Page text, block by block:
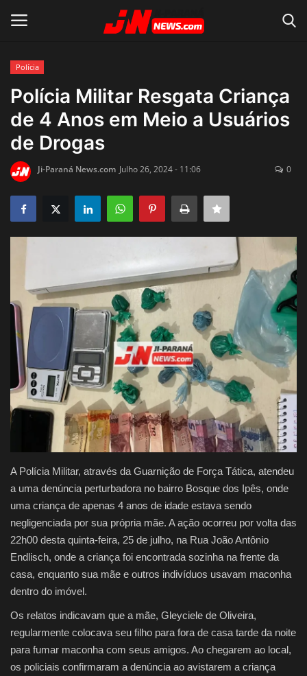
Home
Acidente
Política
Justiça
Brasil
Educação
Saúde
Polícia
Polícia Militar Resgata Criança
de 4 Anos em Meio a Usuários
de Drogas
Ji-Paraná News.com Julho 26, 2024 - 11:06 0
A Polícia Militar, através da Guarnição de Força Tática, atendeu
a uma denúncia perturbadora no bairro Bosque dos Ipês, onde
uma criança de apenas 4 anos de idade estava sendo
negligenciada por sua própria mãe. A ação ocorreu por volta das
22h00 desta quinta-feira, 25 de julho, na Rua João Antônio
Endlisch, onde a criança foi encontrada sozinha na frente da
casa, enquanto sua mãe e outros indivíduos usavam maconha
dentro do imóvel.
Os relatos indicavam que a mãe, Gleyciele de Oliveira,
regularmente colocava seu filho para fora de casa tarde da noite
para fumar maconha com seus amigos. Ao chegarem ao local,
os policiais confirmaram a denúncia ao avistarem a criança